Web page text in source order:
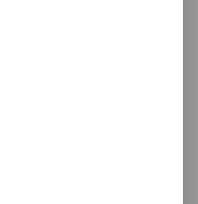
B i Mel C posant guapíssimes.
Rolling Stone de 1997.